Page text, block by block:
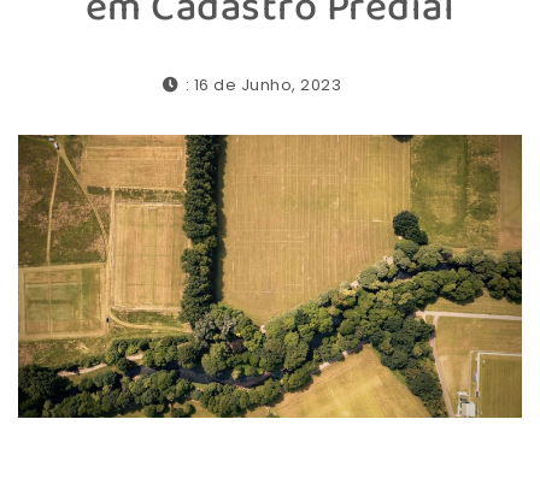
: 16 de Junho, 2023